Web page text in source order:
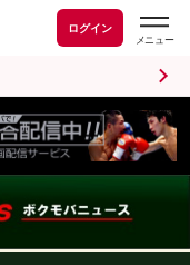
ログイン